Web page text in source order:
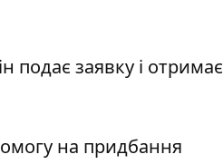
подає заявку і отримає
на придбання